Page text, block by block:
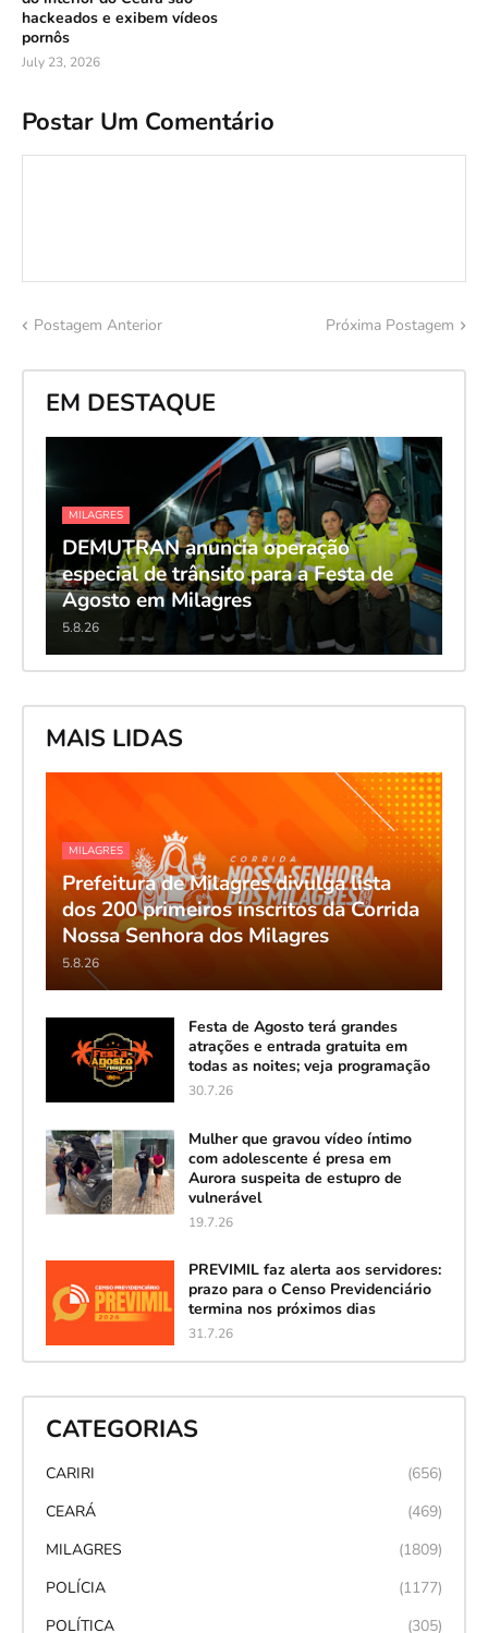
hackeados e exibem vídeos
pornôs
July 23, 2026
Postar Um Comentário
Postagem Anterior Próxima Postagem
EM DESTAQUE
MILAGRES
DEMUTRAN anuncia operação
especial de trânsito para a Festa de
Agosto em Milagres
5.8.26
MAIS LIDAS
MILAGRES
Prefeitura de Milagres divulga lista
dos 200 primeiros inscritos da Corrida
Nossa Senhora dos Milagres
5.8.26
Festa de Agosto terá grandes
atrações e entrada gratuita em
todas as noites; veja programação
30.7.26
Mulher que gravou vídeo íntimo
com adolescente é presa em
Aurora suspeita de estupro de
vulnerável
19.7.26
PREVIMIL faz alerta aos servidores:
prazo para o Censo Previdenciário
termina nos próximos dias
31.7.26
CATEGORIAS
CARIRI
(656)
CEARÁ
(469)
MILAGRES
(1809)
POLÍCIA
(1177)
POLÍTICA
(305)